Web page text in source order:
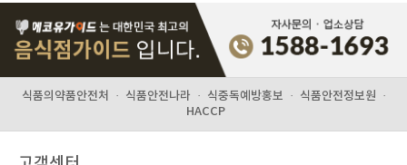
식품의약품안전처 · 식품안전나라 · 식중독예방홍보 · 식품안전정보원 ·
HACCP